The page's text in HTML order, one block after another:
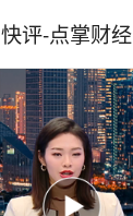
快评-点掌财经